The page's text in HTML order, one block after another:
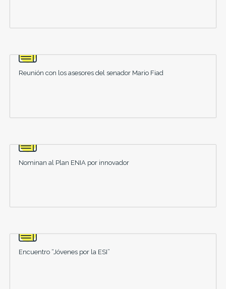
Reunión con los asesores del senador Mario Fiad
Nominan al Plan ENIA por innovador
Encuentro “Jóvenes por la ESI”